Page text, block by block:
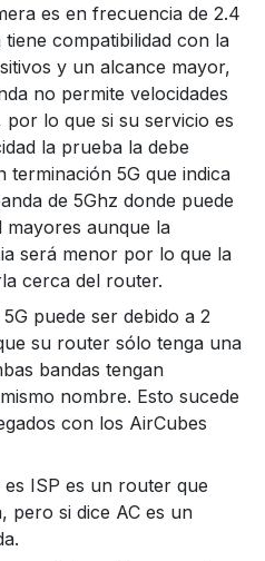
es en frecuencia de 2.4
compatibilidad con la
y un alcance mayor,
no permite velocidades
lo que si su servicio es
la prueba la debe
terminación 5G que indica
de 5Ghz donde puede
aunque la
será menor por lo que la
cerca del router.
puede ser debido a 2
su router sólo tenga una
bandas tengan
nombre. Esto sucede
con los AirCubes
ISP es un router que
pero si dice AC es un